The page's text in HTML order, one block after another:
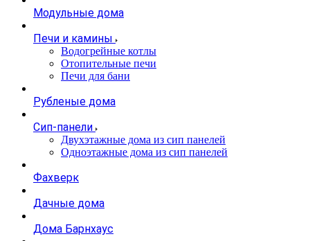
Модульные дома
Печи и камины
Водогрейные котлы
Отопительные печи
Печи для бани
Рубленые дома
Сип-панели
Двухэтажные дома из сип панелей
Одноэтажные дома из сип панелей
Фахверк
Дачные дома
Дома Барнхаус